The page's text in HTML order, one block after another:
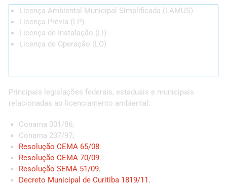
Licença Ambiental Municipal Simplificada (LAMUS)
Licença Prévia (LP)
Licença de Instalação (LI)
Licença de Operação (LO)
Principais legislações federais, estaduais e municipais
relacionadas ao licenciamento ambiental:
Conama 001/86;
Conama 237/97;
Resolução CEMA 65/08;
Resolução CEMA 70/09;
Resolução SEMA 51/09;
Decreto Municipal de Curitiba 1819/11.